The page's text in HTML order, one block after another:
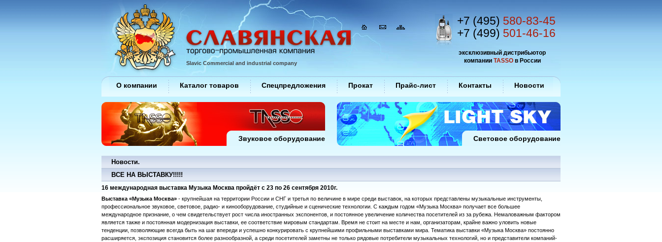
Новости.
ВСЕ НА ВЫСТАВКУ!!!!!
16 международная выставка Музыка Москва пройдёт с 23 по 26 сентября 2010г.
Выставка «Музыка Москва» - крупнейшая на территории России и СНГ и третья по величине в мире среди выставок, на которых представлены музыкальные инструменты,
профессиональное звуковое, световое, радио- и кинооборудование, студийные и сценические технологии. С каждым годом «Музыка Москва» получает все большее
международное признание, о чем свидетельствует рост числа иностранных экспонентов, и постоянное увеличение количества посетителей из за рубежа. Немаловажным фактором
является также и постоянная модернизация выставки, ее соответствие мировым стандартам. Время не стоит на месте и нам, организаторам, крайне важно уловить новые
тенденции, позволяющие всегда быть на шаг впереди и успешно конкурировать с крупнейшими профильными выставками мира. Тематика выставки «Музыка Москва» постоянно
расширяется, экспозиция становится более разнообразной, а среди посетителей заметны не только рядовые потребители музыкальных технологий, но и представители компаний-
Slavic Commercial and industrial company
эксклюзивный дистрибьютор
компании TASSOв России
+7 (495) 580-83-45
+7 (499) 501-46-16
О компании Каталог товаров Спецпредложения Прокат Прайс-лист Контакты Новости
Звуковое оборудование Световое оборудование